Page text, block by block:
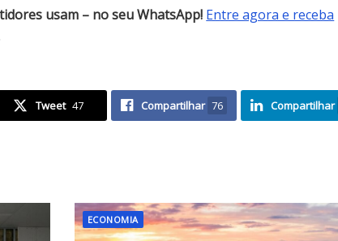
usam – no seu WhatsApp! Entre agora e receba
Tweet 47 Compartilhar 76 Compartilhar
ECONOMIA